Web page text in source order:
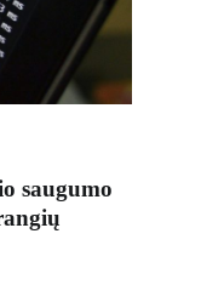
saugumo